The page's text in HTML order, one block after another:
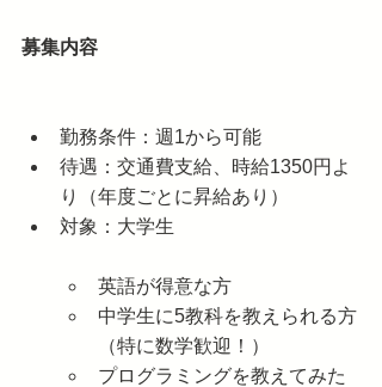
募集内容
勤務条件：週1から可能
待遇：交通費支給、時給1350円よ
り（年度ごとに昇給あり）
対象：大学生
英語が得意な方
中学生に5教科を教えられる方
（特に数学歓迎！）
プログラミングを教えてみた